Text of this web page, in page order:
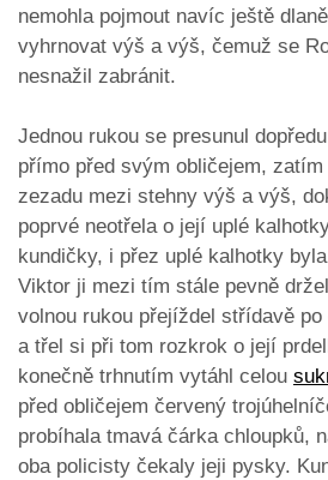
nemohla pojmout navíc ještě
vyhrnovat výš a výš, čemuž se
nesnažil zabránit.
Jednou rukou se presunul
přímo před svým obličejem, zatím
zezadu mezi stehny výš a výš,
poprvé neotřela o její uplé
kundičky, i přez uplé kalhotky
Viktor ji mezi tím stále pevně
volnou rukou přejíždel střídavě
a třel si při tom rozkrok o její
konečně trhnutím vytáhl celou
před obličejem červený
probíhala tmavá čárka chloupků,
oba policisty čekaly jeji pysky.